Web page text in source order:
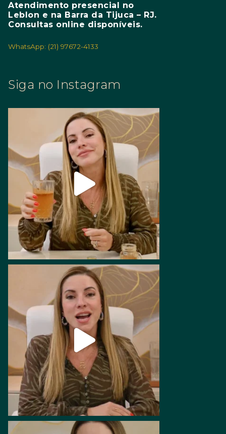
Atendimento presencial no
Leblon e na Barra da Tijuca – RJ.
Consultas online disponíveis.
WhatsApp: (21) 97672-4133
Siga no Instagram